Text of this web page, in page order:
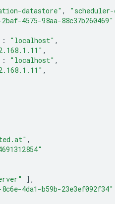
datastore" ,
"scheduler-
4575-98aa-88c37b260469"
: "localhost" ,
,
: "localhost" ,
,
,
],
4da1-b59b-23e3ef092f34"